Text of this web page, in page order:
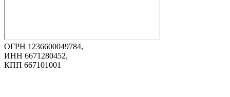
ОГРН 1236600049784,
ИНН 6671280452,
КПП 667101001